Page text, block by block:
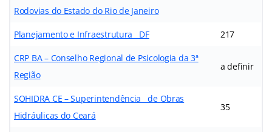
Rodovias do Estado do Rio de Janeiro
Planejamento e Infraestrutura DF 217
CRP BA – Conselho Regional de Psicologia da 3ª
Região
a definir
SOHIDRA CE – Superintendência de Obras
Hidráulicas do Ceará
35